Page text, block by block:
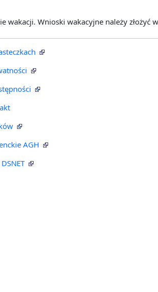
wakacji. Wnioski wakacyjne należy złożyć
AGH
DSNET